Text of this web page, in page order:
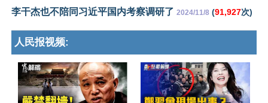
李干杰也不陪同习近平国内考察调研了 2024/11/8 (91,927次)
人民报视频: